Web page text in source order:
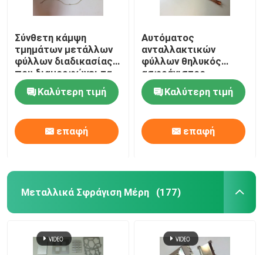
Σύνθετη κάμψη
τμημάτων μετάλλων
φύλλων διαδικασίας
που διαμορφώνει τα
ηλεκτρονικά τμήματα
γραμμών καλωδίων
Καλύτερη τιμή
επαφή
Αυτόματος
ανταλλακτικών
φύλλων θηλυκός
ασφράγιστος
ηλεκτρικός
συνδετήρας
ορείχαλκου κύβων
μετάλλων
κάμπτοντας
Καλύτερη τιμή
επαφή
Μεταλλικά Σφράγιση Μέρη (177)